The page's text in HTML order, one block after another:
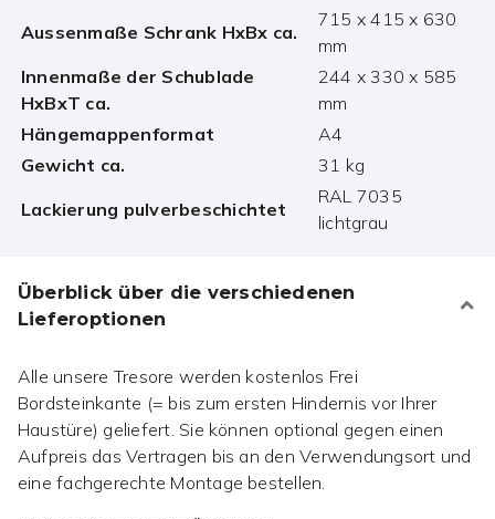
Aussenmaße Schrank HxBx ca.
715 x 415 x 630
mm
Innenmaße der Schublade
HxBxT ca.
244 x 330 x 585
mm
Hängemappenformat
A4
Gewicht ca.
31 kg
Lackierung pulverbeschichtet
RAL 7035
lichtgrau
Überblick über die verschiedenen
Lieferoptionen
Alle unsere Tresore werden kostenlos Frei
Bordsteinkante (= bis zum ersten Hindernis vor Ihrer
Haustüre) geliefert. Sie können optional gegen einen
Aufpreis das Vertragen bis an den Verwendungsort und
eine fachgerechte Montage bestellen.